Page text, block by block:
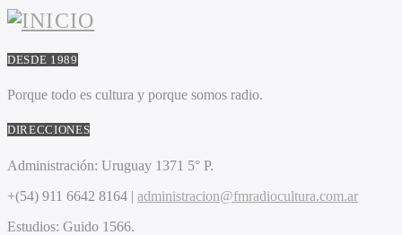
DESDE 1989
Porque todo es cultura y porque somos radio.
DIRECCIONES
Administración: Uruguay 1371 5° P.
+(54) 911 6642 8164 | administracion@fmradiocultura.com.ar
Estudios: Guido 1566.